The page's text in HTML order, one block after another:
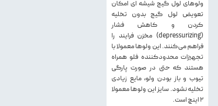
ولوهای لول گیج شیشه ای امکان
تعویض لول گیج بدون تخلیه
کردن و کاهش فشار
(depressurizing) مخزن فرایند را
فراهم می‌‌کنند. این ولوها معمولا با
تجهیزات محدود‌کننده فلو همراه
هستند که حتی در صورت پارگی
تیوب و باز بودن ولو، مایع زیادی
تخلیه نشود. سایز این ولوها معمولا
۲ اینچ است.